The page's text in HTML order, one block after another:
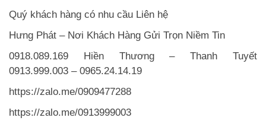
Quý khách hàng có nhu cầu Liên hệ
Hưng Phát – Nơi Khách Hàng Gửi Trọn Niềm Tin
0918.089.169 Hiền Thương – Thanh Tuyết
0913.999.003 – 0965.24.14.19
https://zalo.me/0909477288
https://zalo.me/0913999003